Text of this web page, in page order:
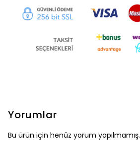
Yorumlar
Bu ürün için henüz yorum yapılmamış.